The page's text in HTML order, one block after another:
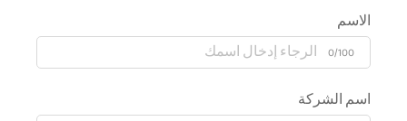
الاسم
0/100
اسم الشركة